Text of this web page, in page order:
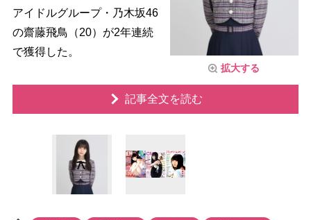
拡大する
アイドルグループ・乃木坂46
の齋藤飛鳥（20）が2年連続
で獲得した。
記事全文を読む